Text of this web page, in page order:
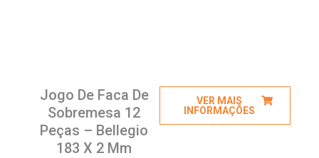
Jogo De Faca De
Sobremesa 12
Peças – Bellegio
183 X 2 Mm
VER MAIS
INFORMAÇÕES